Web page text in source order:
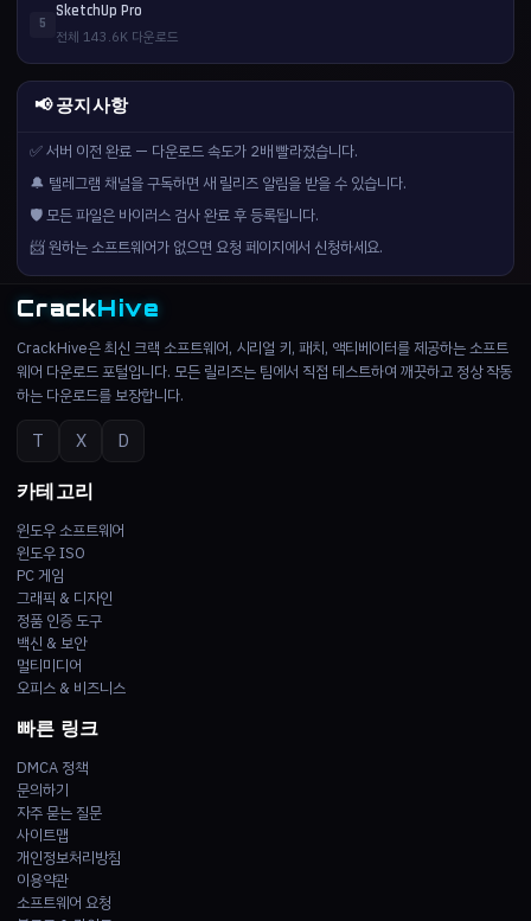
5
SketchUp Pro
전체 143.6K 다운로드
📢 공지사항
✅ 서버 이전 완료 — 다운로드 속도가 2배 빨라졌습니다.
🔔 텔레그램 채널을 구독하면 새 릴리즈 알림을 받을 수 있습니다.
🛡️ 모든 파일은 바이러스 검사 완료 후 등록됩니다.
📨 원하는 소프트웨어가 없으면 요청 페이지에서 신청하세요.
CrackHive
CrackHive은 최신 크랙 소프트웨어, 시리얼 키, 패치, 액티베이터를 제공하는 소프트
웨어 다운로드 포털입니다. 모든 릴리즈는 팀에서 직접 테스트하여 깨끗하고 정상 작동
하는 다운로드를 보장합니다.
T X D
카테고리
윈도우 소프트웨어
윈도우 ISO
PC 게임
그래픽 & 디자인
정품 인증 도구
백신 & 보안
멀티미디어
오피스 & 비즈니스
빠른 링크
DMCA 정책
문의하기
자주 묻는 질문
사이트맵
개인정보처리방침
이용약관
소프트웨어 요청